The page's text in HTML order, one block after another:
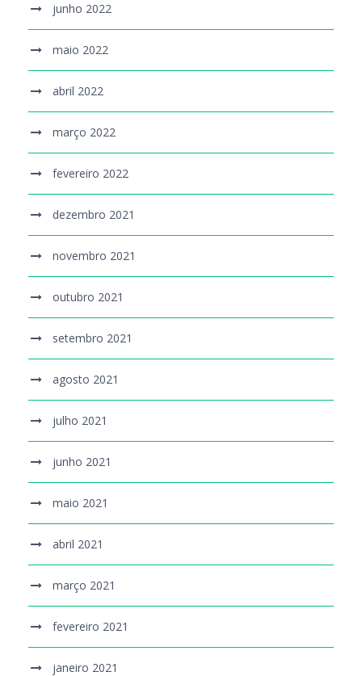
junho 2022
maio 2022
abril 2022
março 2022
fevereiro 2022
dezembro 2021
novembro 2021
outubro 2021
setembro 2021
agosto 2021
julho 2021
junho 2021
maio 2021
abril 2021
março 2021
fevereiro 2021
janeiro 2021